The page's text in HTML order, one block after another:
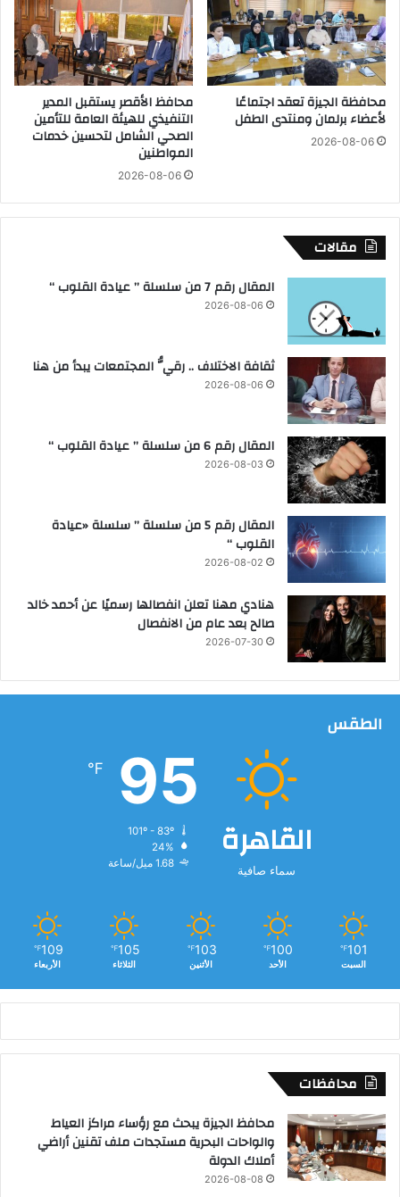
ع
م
ج
ل
س
ج
ا
ب
ن
ش
ق
ي
ق
ف
ي
ض
ا
ح
ه
ر
م
م
ل
ه
ب
محافظة الجيزة تعقد اجتماعًا
لأعضاء برلمان ومنتدى الطفل
2026-08-06
محافظ الأقصر يستقبل المدير
التنفيذي للهيئة العامة للتأمين
الصحي الشامل لتحسين خدمات
المواطنين
2026-08-06
مقالات
المقال رقم 7 من سلسلة ” عيادة القلوب “
2026-08-06
ثقافة الاختلاف .. رقيُّ المجتمعات يبدأ من هنا
2026-08-06
المقال رقم 6 من سلسلة ” عيادة القلوب “
2026-08-03
المقال رقم 5 من سلسلة ” سلسلة «عيادة
القلوب “
2026-08-02
هنادي مهنا تعلن انفصالها رسميًا عن أحمد خالد
صالح بعد عام من الانفصال
2026-07-30
الطقس
القاهرة
سماء صافية
95
℉
24%
1.68 ميل/ساعة
101
℉
السبت
100
℉
الأحد
103
℉
الأثنين
105
℉
الثلاثاء
109
℉
الأربعاء
محافظات
محافظ الجيزة يبحث مع رؤساء مراكز العياط
والواحات البحرية مستجدات ملف تقنين أراضي
أملاك الدولة
2026-08-08